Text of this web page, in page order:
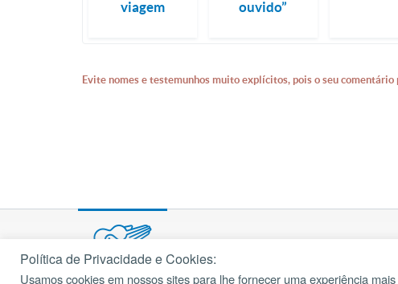
viagem
ouvido”
Evite nomes e testemunhos muito explícitos, pois o seu comentário
Política de Privacidade e Cookies:
Usamos cookies em nossos sites para lhe fornecer uma experiência